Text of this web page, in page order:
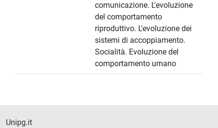
comunicazione. L'evoluzione
del comportamento
riproduttivo. L'evoluzione dei
sistemi di accoppiamento.
Socialità. Evoluzione del
comportamento umano
Unipg.it